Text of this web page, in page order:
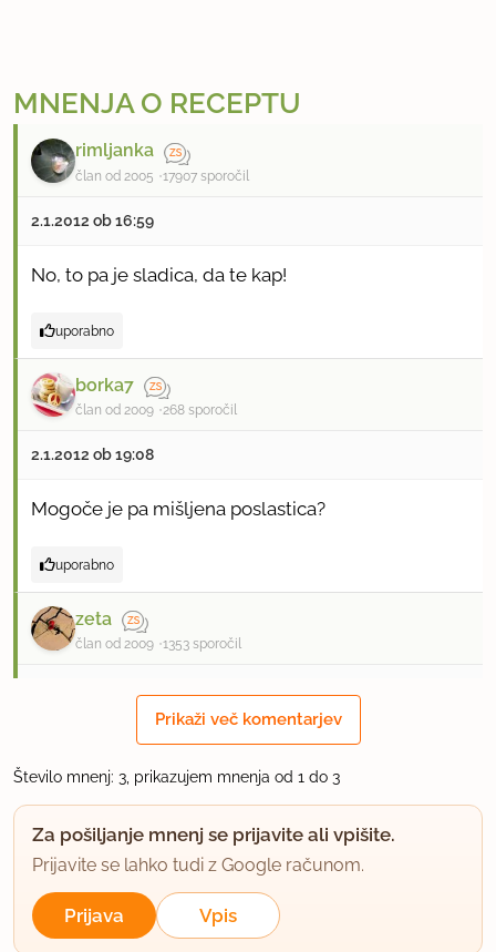
MNENJA O RECEPTU
rimljanka
član od 2005 17907 sporočil
2.1.2012 ob 16:59
No, to pa je sladica, da te kap!
uporabno
borka7
član od 2009 268 sporočil
2.1.2012 ob 19:08
Mogoče je pa mišljena poslastica?
uporabno
zeta
član od 2009 1353 sporočil
Mogoče res, da je poslastica, vsekakor pa ni
sladica.
uporabno
Prikaži več komentarjev
Število mnenj: 3, prikazujem mnenja od 1 do 3
Za pošiljanje mnenj se prijavite ali vpišite.
Prijavite se lahko tudi z Google računom.
Prijava Vpis